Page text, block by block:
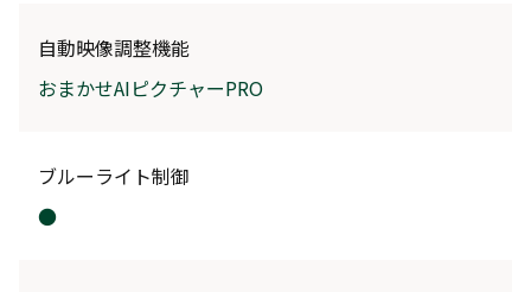
自動映像調整機能
おまかせAIピクチャーPRO
ブルーライト制御
●